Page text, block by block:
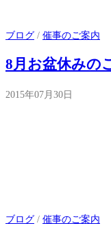
ブログ / 催事のご案内
8月お盆休みの
2015年07月30日
ブログ / 催事のご案内